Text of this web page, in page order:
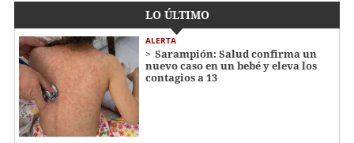
LO ÚLTIMO
ALERTA
Sarampión: Salud confirma un
nuevo caso en un bebé y eleva los
contagios a 13